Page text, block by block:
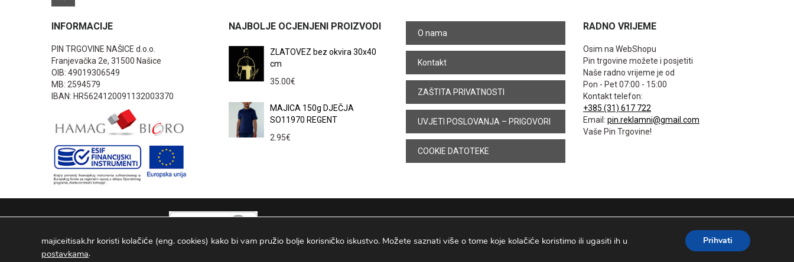
INFORMACIJE
PIN TRGOVINE NAŠICE d.o.o.
Franjevačka 2e, 31500 Našice
OIB: 49019306549
MB: 2594579
IBAN: HR5624120091132003370
NAJBOLJE OCJENJENI PROIZVODI
ZLATOVEZ bez okvira 30x40
cm
35.00€
MAJICA 150g DJEČJA
SO11970 REGENT
2.95€
O nama
Kontakt
ZAŠTITA PRIVATNOSTI
UVJETI POSLOVANJA – PRIGOVORI
COOKIE DATOTEKE
RADNO VRIJEME
Osim na WebShopu
Pin trgovine možete i posjetiti
Naše radno vrijeme je od
Pon - Pet 07:00 - 15:00
Kontakt telefon:
+385 (31) 617 722
Email: pin.reklamni@gmail.com
Vaše Pin Trgovine!
PIN TRGOVINE
majiceitisak.hr koristi kolačiće (eng. cookies) kako bi vam pružio bolje korisničko iskustvo. Možete saznati više o tome koje kolačiće koristimo ili ugasiti ih u
postavkama.
Prihvati